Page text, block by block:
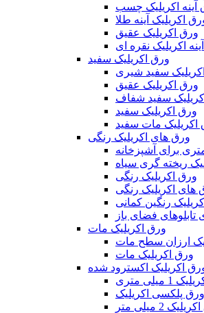
آینه اکریلیک چسب
اکریلیک آینه طلا
ورق اکریلیک عقیق
اکریلیک نقره ای
ورق اکریلیک سفید
سفید شیری
ورق اکریلیک عقیق
سفید شفاف
ورق اکریلیک سفید
اکریلیک مات سفید
ورق های اکریلیک رنگی
ریخته گری سیاه
ورق اکریلیک رنگی
های اکریلیک رنگی
رنگین کمانی
ورق اکریلیک مات
ارزان سطح مات
ورق اکریلیک مات
اکریلیک اکسترود شده
متری
ورق پلکسی اکریلیک
2 میلی متر